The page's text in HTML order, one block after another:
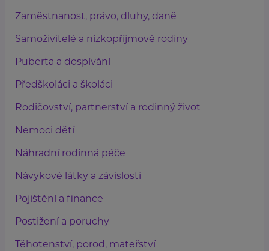
Zaměstnanost, právo, dluhy, daně
Samoživitelé a nízkopříjmové rodiny
Puberta a dospívání
Předškoláci a školáci
Rodičovství, partnerství a rodinný život
Nemoci dětí
Náhradní rodinná péče
Návykové látky a závislosti
Pojištění a finance
Postižení a poruchy
Těhotenství, porod, mateřství